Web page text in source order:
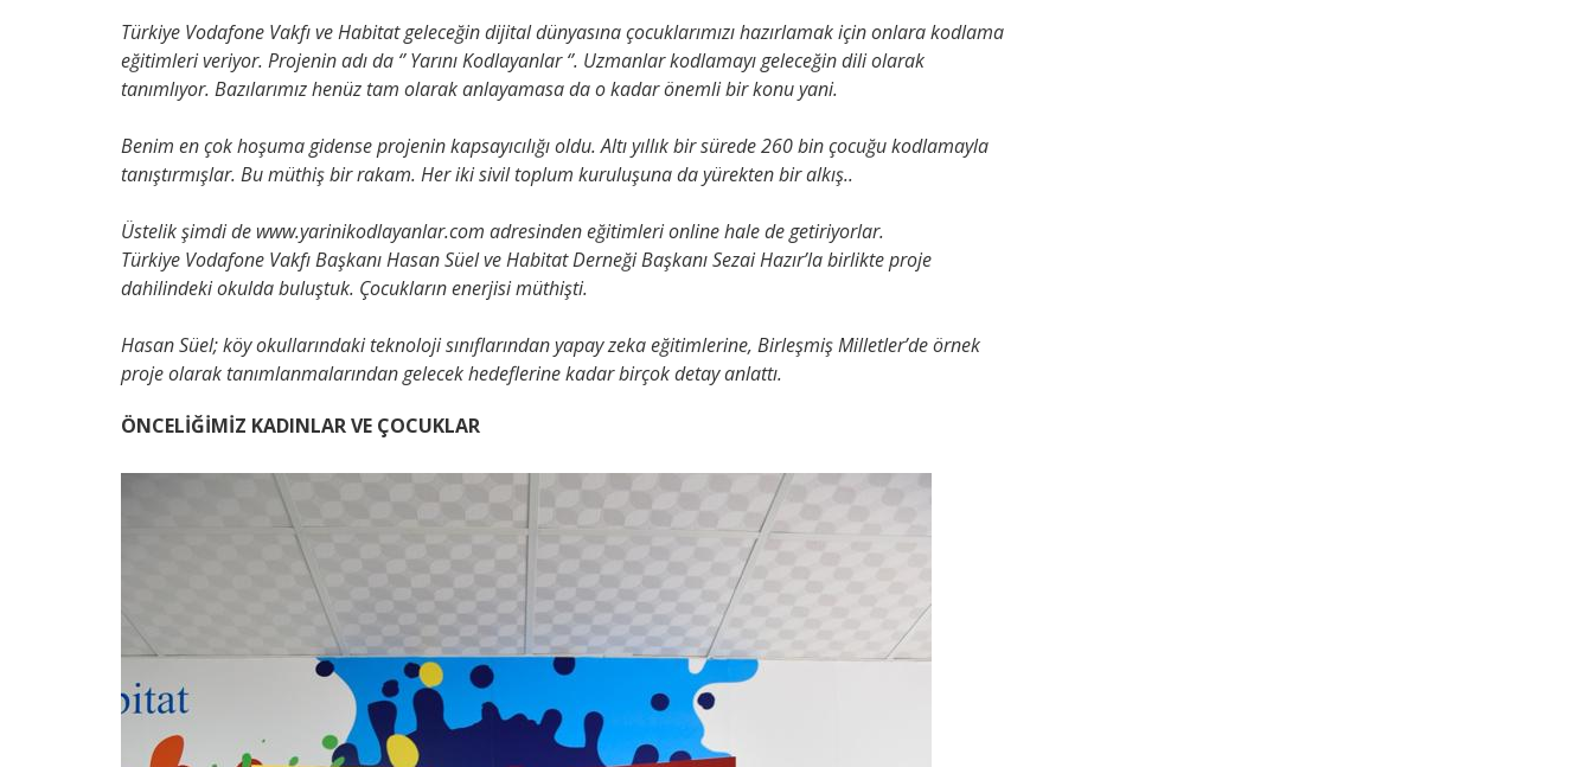
Türkiye Vodafone Vakfı ve Habitat geleceğin dijital dünyasına çocuklarımızı hazırlamak için onlara kodlama
eğitimleri veriyor. Projenin adı da ‘’ Yarını Kodlayanlar ‘’. Uzmanlar kodlamayı geleceğin dili olarak
tanımlıyor. Bazılarımız henüz tam olarak anlayamasa da o kadar önemli bir konu yani.
Benim en çok hoşuma gidense projenin kapsayıcılığı oldu. Altı yıllık bir sürede 260 bin çocuğu kodlamayla
tanıştırmışlar. Bu müthiş bir rakam. Her iki sivil toplum kuruluşuna da yürekten bir alkış..
Üstelik şimdi de www.yarinikodlayanlar.com adresinden eğitimleri online hale de getiriyorlar.
Türkiye Vodafone Vakfı Başkanı Hasan Süel ve Habitat Derneği Başkanı Sezai Hazır’la birlikte proje
dahilindeki okulda buluştuk. Çocukların enerjisi müthişti.
Hasan Süel; köy okullarındaki teknoloji sınıflarından yapay zeka eğitimlerine, Birleşmiş Milletler’de örnek
proje olarak tanımlanmalarından gelecek hedeflerine kadar birçok detay anlattı.
ÖNCELİĞİMİZ KADINLAR VE ÇOCUKLAR